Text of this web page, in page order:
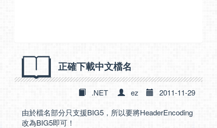
正確下載中文檔名
.NET ez
2011-11-29
由於檔名部分只支援BIG5，所以要將HeaderEncoding
改為BIG5即可！